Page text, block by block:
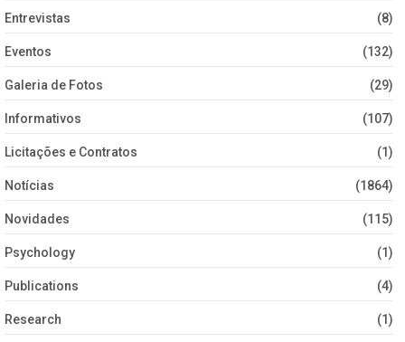
Entrevistas (8)
Eventos (132)
Galeria de Fotos (29)
Informativos (107)
Licitações e Contratos (1)
Notícias (1864)
Novidades (115)
Psychology (1)
Publications (4)
Research (1)